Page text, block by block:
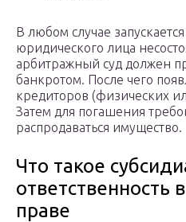
В любом случае
юридического лица
арбитражный суд должен
банкротом. После чего
кредиторов (физических
Затем для погашения
распродаваться имущество.
Что такое
ответственность
праве